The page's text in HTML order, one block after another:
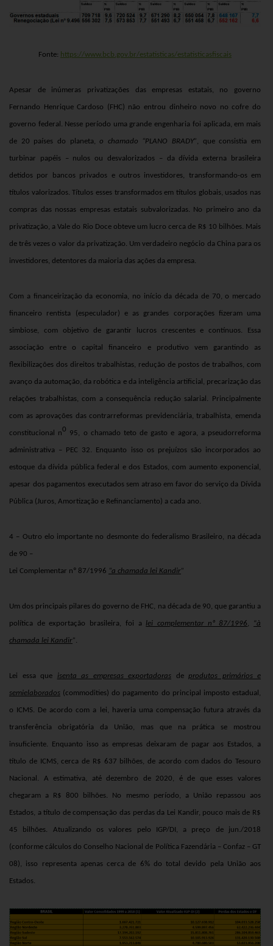
Fonte: https://www.bcb.gov.br/estatisticas/estatisticasfiscais
Apesar de inúmeras privatizações das empresas estatais, no governo
Fernando Henrique Cardoso (FHC) não entrou dinheiro novo no cofre do
governo federal. Nesse período uma grande engenharia foi aplicada, em mais
de 20 países do planeta,o chamado “PLANO BRADY”, que consistia em
turbinar papéis – nulos ou desvalorizados – da dívida externa brasileira
detidos por bancos privados e outros investidores, transformando-os em
títulos valorizados. Títulos esses transformados em títulos globais, usados nas
compras das nossas empresas estatais subvalorizadas. No primeiro ano da
privatização, a Vale do Rio Doce obteve um lucro cerca de R$ 10 bilhões. Mais
de três vezes o valor da privatização. Um verdadeiro negócio da China para os
investidores, detentores da maioria das ações da empresa.
Com a financeirização da economia, no início da década de 70, o mercado
financeiro rentista (especulador) e as grandes corporações fizeram uma
simbiose, com objetivo de garantir lucros crescentes e contínuos. Essa
associação entre o capital financeiro e produtivo vem garantindo as
flexibilizações dos direitos trabalhistas, redução de postos de trabalhos, com
avanço da automação, da robótica e da inteligência artificial, precarização das
relações trabalhistas, com a consequência redução salarial. Principalmente
com as aprovações das contrarreformas previdenciária, trabalhista, emenda
constitucional n0 95, o chamado teto de gasto e agora, a pseudorreforma
administrativa – PEC 32. Enquanto isso os prejuízos são incorporados ao
estoque da dívida pública federal e dos Estados, com aumento exponencial,
apesar dos pagamentos executados sem atraso em favor do serviço da Dívida
Pública (Juros, Amortização e Refinanciamento) a cada ano.
4 – Outro elo importante no desmonte do federalismo Brasileiro, na década
de 90 –
Lei Complementar nº 87/1996 “a chamada lei Kandir”
Um dos principais pilares do governo de FHC, na década de 90, que garantiu a
política de exportação brasileira, foi a lei complementar nº 87/1996, “à
chamada lei Kandir”.
Lei essa que isenta as empresas exportadoras de produtos primários e
semielaborados (commodities) do pagamento do principal imposto estadual,
o ICMS. De acordo com a lei, haveria uma compensação futura através da
transferência obrigatória da União, mas que na prática se mostrou
insuficiente. Enquanto isso as empresas deixaram de pagar aos Estados, a
título de ICMS, cerca de R$ 637 bilhões, de acordo com dados do Tesouro
Nacional. A estimativa, até dezembro de 2020, é de que esses valores
chegaram a R$ 800 bilhões. No mesmo período, a União repassou aos
Estados, a título de compensação das perdas da Lei Kandir, pouco mais de R$
45 bilhões. Atualizando os valores pelo IGP/DI, a preço de jun./2018
(conforme cálculos do Conselho Nacional de Política Fazendária – Confaz – GT
08), isso representa apenas cerca de 6% do total devido pela União aos
Estados.